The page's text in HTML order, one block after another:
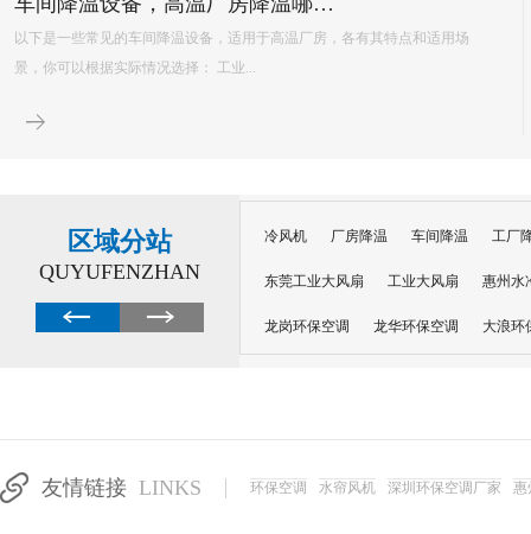
环保空调的降温原理主要基于水蒸发吸热的特性，以下是对其降温原理的详细解释： 一、核心原理 环保空调
内部配置有湿润的过滤媒介，如湿帘或湿纱窗。当风扇吹出的风经过这些湿润的媒
区域分站
QUYUFENZHAN
冷风机 厂房降温 车间降温 工厂
东莞工业大风扇 工业大风扇 惠州水
龙岗环保空调 龙华环保空调 大浪环
友情链接 LINKS 环保空调 水帘风机 深圳环保空调厂家 惠